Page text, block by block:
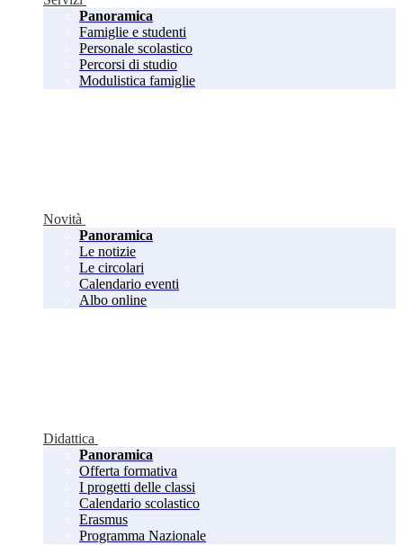
Panoramica
Famiglie e studenti
Personale scolastico
Percorsi di studio
Modulistica famiglie
Novità
Panoramica
Le notizie
Le circolari
Calendario eventi
Albo online
Didattica
Panoramica
Offerta formativa
I progetti delle classi
Calendario scolastico
Erasmus
Programma Nazionale